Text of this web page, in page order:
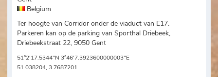
Belgium
Ter hoogte van Corridor onder de viaduct van E17.
Parkeren kan op de parking van Sporthal Driebeek,
Driebeekstraat 22, 9050 Gent
51°2'17.5344"N 3°46'7.3923600000003"E
51.038204, 3.7687201